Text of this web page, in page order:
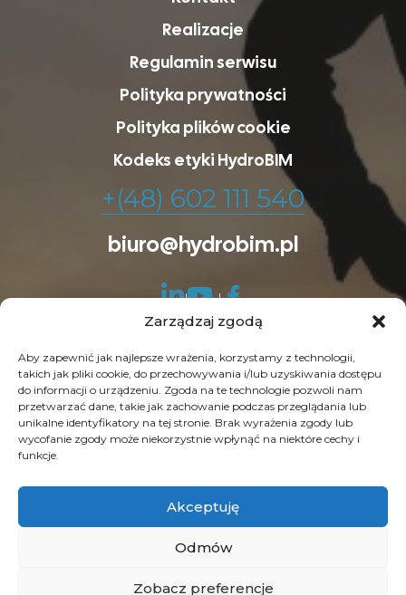
Zarządzaj zgodą
Aby zapewnić jak najlepsze wrażenia, korzystamy z technologii,
takich jak pliki cookie, do przechowywania i/lub uzyskiwania dostępu
do informacji o urządzeniu. Zgoda na te technologie pozwoli nam
przetwarzać dane, takie jak zachowanie podczas przeglądania lub
unikalne identyfikatory na tej stronie. Brak wyrażenia zgody lub
wycofanie zgody może niekorzystnie wpłynąć na niektóre cechy i
funkcje.
Akceptuję
Odmów
Zobacz preferencje
Realizacje
Regulamin serwisu
Polityka prywatności
Polityka plików cookie
Kodeks etyki HydroBIM
+(48) 602 111 540
biuro@hydrobim.pl
© Copyright 2026 HydroBIM. Wszelkie prawa
zastrzeżone. SEO byContrade